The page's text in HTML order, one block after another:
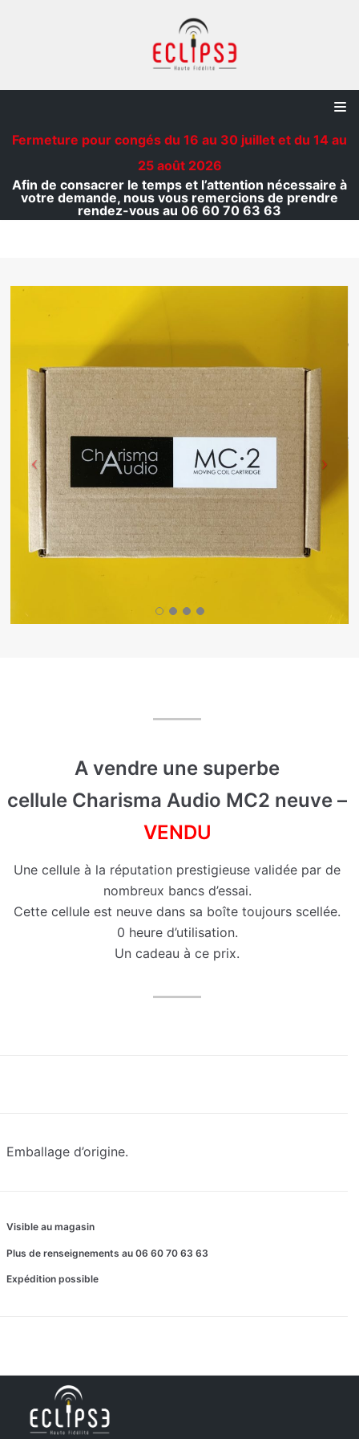
Fermeture pour congés du 16 au 30 juillet et du 14 au
25 août 2026
Afin de consacrer le temps et l’attention nécessaire à
votre demande, nous vous remercions de prendre
rendez-vous au 06 60 70 63 63
A vendre une superbe
cellule Charisma Audio MC2 neuve –
VENDU
Une cellule à la réputation prestigieuse validée par de
nombreux bancs d’essai.
Cette cellule est neuve dans sa boîte toujours scellée.
0 heure d’utilisation.
Un cadeau à ce prix.
Emballage d’origine.
Visible au magasin
Plus de renseignements au 06 60 70 63 63
Expédition possible